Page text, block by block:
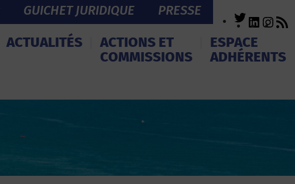
GUICHET JURIDIQUE PRESSE Twitter
ACTUALITÉS
ACTIONS ET
COMMISSIONS
ESPACE
ADHÉRENTS